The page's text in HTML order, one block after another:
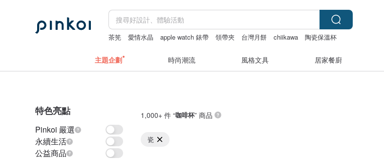
茶筅 愛情水晶 apple watch 錶帶 領帶夾 台灣月餅 chiikawa
陶瓷保溫杯
主題企劃 時尚潮流 風格文具 居家餐廚
特色亮點
Pinkoi 嚴選
永續生活
公益商品
1,000+ 件 “咖啡杯” 商品
瓷